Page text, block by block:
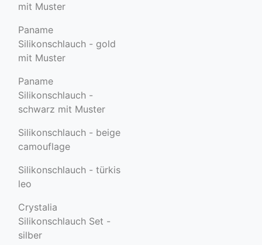
mit Muster
Paname
Silikonschlauch - gold
mit Muster
Paname
Silikonschlauch -
schwarz mit Muster
Silikonschlauch - beige
camouflage
Silikonschlauch - türkis
leo
Crystalia
Silikonschlauch Set -
silber